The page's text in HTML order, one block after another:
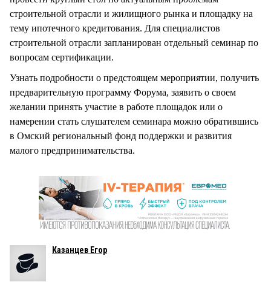
строительной отрасли и жилищного рынка и площадку на
тему ипотечного кредитования. Для специалистов
строительной отрасли запланирован отдельный семинар по
вопросам сертификации.
Узнать подробности о предстоящем мероприятии, получить
предварительную программу Форума, заявить о своем
желании принять участие в работе площадок или о
намерении стать слушателем семинара можно обратившись
в Омский региональный фонд поддержки и развития
малого предпринимательства.
Казанцев Егор